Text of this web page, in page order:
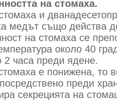
на стомаха.
и
медът също действа
на стомаха се
около 40
2 часа преди ядене.
е понижена, то
преди
секрецията на